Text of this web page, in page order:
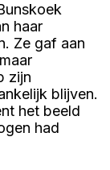
haar
Ze gaf aan
zijn
blijven.
het beeld
had